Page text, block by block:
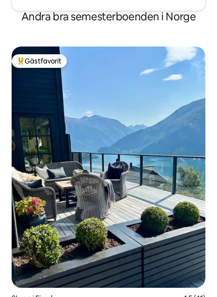
Andra bra semesterboenden i Norge
Populär gästfavorit
Gästfavorit